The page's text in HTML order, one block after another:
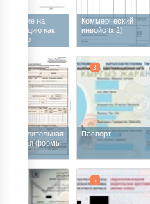
Заявление на
регистрацию как
импортер
Коммерческий
инвойс(x 2)
Сопроводительная
накладная формы
Паспорт
3
5